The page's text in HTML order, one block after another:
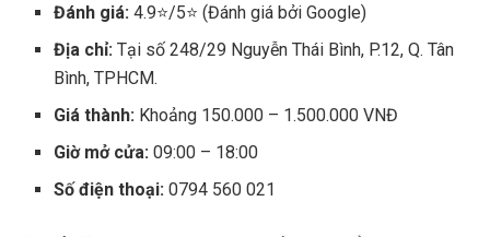
Đánh giá: 4.9⭐/5⭐ (Đánh giá bởi Google)
Địa chỉ:Tại số 248/29 Nguyễn Thái Bình, P.12, Q. Tân
Bình, TPHCM.
Giá thành: Khoảng 150.000 – 1.500.000 VNĐ
Giờ mở cửa:09:00 – 18:00
Số điện thoại: 0794 560 021